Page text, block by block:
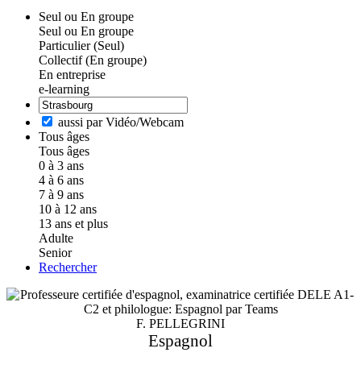
Seul ou En groupe
Seul ou En groupe
Particulier (Seul)
Collectif (En groupe)
En entreprise
e-learning
aussi par Vidéo/Webcam
Tous âges
Tous âges
0 à 3 ans
4 à 6 ans
7 à 9 ans
10 à 12 ans
13 ans et plus
Adulte
Senior
Rechercher
F. PELLEGRINI
Espagnol